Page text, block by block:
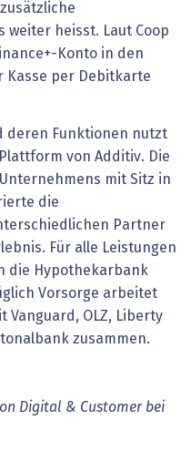
weiter heisst. Laut Coop
Konto in den
Kasse per Debitkarte
deren Funktionen nutzt
von Additiv. Die
mit Sitz in
die
Partner
Für alle Leistungen
die Hypothekarbank
Vorsorge arbeitet
Vanguard, OLZ, Liberty
zusammen.
Digital & Customer bei